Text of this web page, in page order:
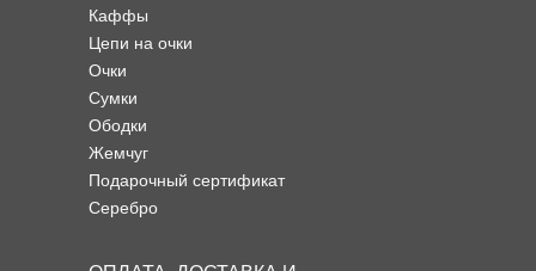
Каффы
Цепи на очки
Очки
Сумки
Ободки
Жемчуг
Подарочный сертификат
Серебро